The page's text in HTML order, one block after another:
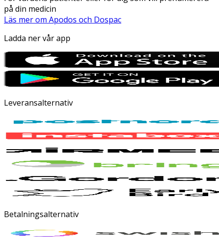
på din medicin
Läs mer om Apodos och Dospac
Ladda ner vår app
Leveransalternativ
Betalningsalternativ